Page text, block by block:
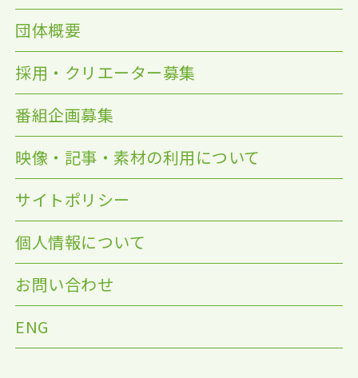
団体概要
採用・クリエーター募集
番組企画募集
映像・記事・素材の利用について
サイトポリシー
個人情報について
お問い合わせ
ENG